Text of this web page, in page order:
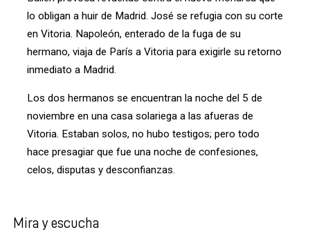
lo obligan a huir de Madrid. José se refugia con su corte
en Vitoria. Napoleón, enterado de la fuga de su
hermano, viaja de París a Vitoria para exigirle su retorno
inmediato a Madrid.
Los dos hermanos se encuentran la noche del 5 de
noviembre en una casa solariega a las afueras de
Vitoria. Estaban solos, no hubo testigos; pero todo
hace presagiar que fue una noche de confesiones,
celos, disputas y desconfianzas.
Mira y escucha